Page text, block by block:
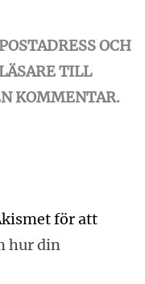
OCH
TILL
KOMMENTAR.
för att
hur din